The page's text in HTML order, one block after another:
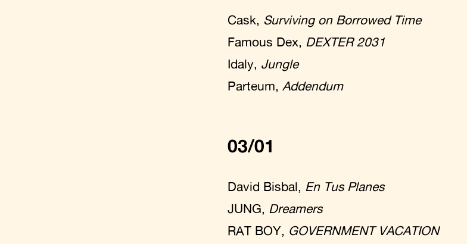
Cask, Surviving on Borrowed Time
Famous Dex, DEXTER 2031
Idaly, Jungle
Parteum, Addendum
03/01
David Bisbal, En Tus Planes
JUNG, Dreamers
RAT BOY, GOVERNMENT VACATION